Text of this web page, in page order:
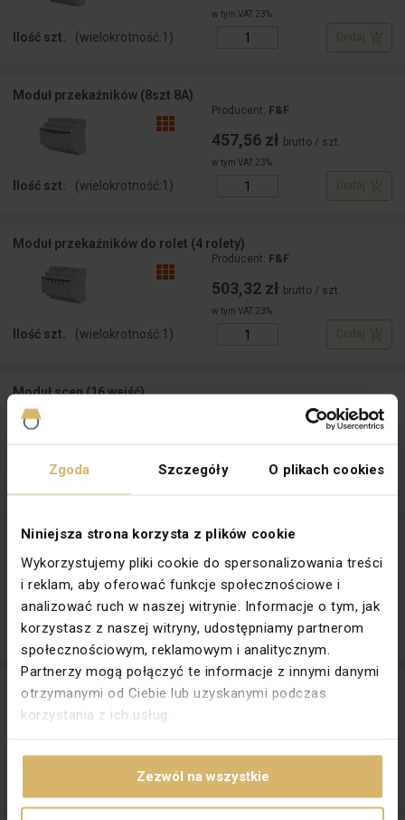
Zgoda Szczegóły O plikach cookies
Niniejsza strona korzysta z plików cookie
Wykorzystujemy pliki cookie do spersonalizowania treści
i reklam, aby oferować funkcje społecznościowe i
analizować ruch w naszej witrynie. Informacje o tym, jak
korzystasz z naszej witryny, udostępniamy partnerom
społecznościowym, reklamowym i analitycznym.
Partnerzy mogą połączyć te informacje z innymi danymi
otrzymanymi od Ciebie lub uzyskanymi podczas
korzystania z ich usług.
Zezwól na wszystkie
w tym VAT 23%
Ilość szt. (wielokrotność:1 ) Dodaj
Moduł przekaźników (8szt 8A)
Producent: F&F
457,56 zł brutto / szt.
w tym VAT 23%
Ilość szt. (wielokrotność:1 ) Dodaj
Moduł przekaźników do rolet (4 rolety)
Producent: F&F
503,32 zł brutto / szt.
w tym VAT 23%
Ilość szt. (wielokrotność:1 ) Dodaj
Moduł scen (16 wejść)
Moduł silnikowy
F&F
1 944,63 złbrutto / szt.
w tym VAT 23%
Ilość szt. (wielokrotność:1) Dodaj
Moduł silnikowy mH-E16 LEVEL1 MH-E16-1
Producent: F&F
w tym VAT 23%
(wielokrotność:1)